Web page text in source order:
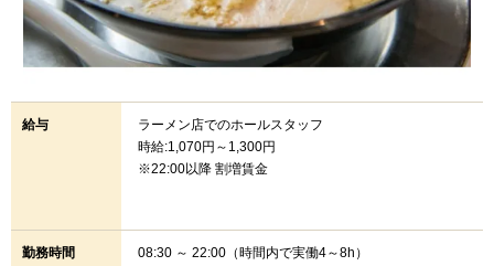
給与
ラーメン店でのホールスタッフ
時給:1,070円～1,300円
※22:00以降 割増賃金
勤務時間 08:30 ～ 22:00（時間内で実働4～8h）